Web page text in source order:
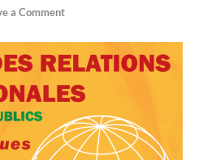
a Comment